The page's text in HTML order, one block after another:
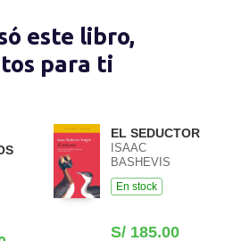
este libro,
para ti
EL SEDUCTOR
ISAAC
BASHEVIS
SINGER
En stock
S/ 185.00